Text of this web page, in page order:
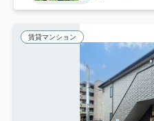
賃貸マンション